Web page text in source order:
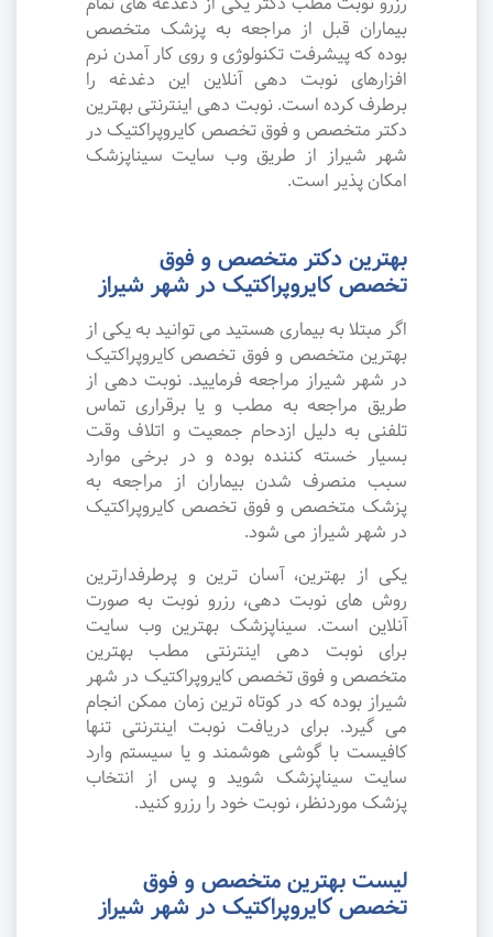
بیماران قبل از مراجعه به پزشک متخصص
بوده که پیشرفت تکنولوژی و روی کار آمدن نرم
افزارهای نوبت دهی آنلاین این دغدغه را
برطرف کرده است. نوبت دهی اینترنتی بهترین
دکتر متخصص و فوق تخصص کایروپراکتیک در
شهر شیراز از طریق وب سایت سیناپزشک
امکان پذیر است.
بهترین دکتر متخصص و فوق
تخصص کایروپراکتیک در شهر شیراز
اگر مبتلا به بیماری هستید می توانید به یکی از
بهترین متخصص و فوق تخصص کایروپراکتیک
در شهر شیراز مراجعه فرمایید. نوبت دهی از
طریق مراجعه به مطب و یا برقراری تماس
تلفنی به دلیل ازدحام جمعیت و اتلاف وقت
بسیار خسته کننده بوده و در برخی موارد
سبب منصرف شدن بیماران از مراجعه به
پزشک متخصص و فوق تخصص کایروپراکتیک
در شهر شیراز می شود.
یکی از بهترین، آسان ترین و پرطرفدارترین
روش های نوبت دهی، رزرو نوبت به صورت
آنلاین است. سیناپزشک بهترین وب سایت
برای نوبت دهی اینترنتی مطب بهترین
متخصص و فوق تخصص کایروپراکتیک در شهر
شیراز بوده که در کوتاه ترین زمان ممکن انجام
می گیرد. برای دریافت نوبت اینترنتی تنها
کافیست با گوشی هوشمند و یا سیستم وارد
سایت سیناپزشک شوید و پس از انتخاب
پزشک موردنظر، نوبت خود را رزرو کنید.
لیست بهترین متخصص و فوق
تخصص کایروپراکتیک در شهر شیراز